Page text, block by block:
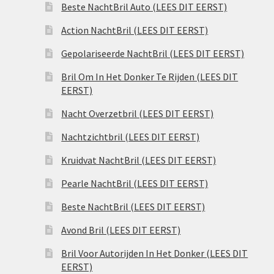
Beste NachtBril Auto (LEES DIT EERST)
Action NachtBril (LEES DIT EERST)
Gepolariseerde NachtBril (LEES DIT EERST)
Bril Om In Het Donker Te Rijden (LEES DIT
EERST)
Nacht Overzetbril (LEES DIT EERST)
Nachtzichtbril (LEES DIT EERST)
Kruidvat NachtBril (LEES DIT EERST)
Pearle NachtBril (LEES DIT EERST)
Beste NachtBril (LEES DIT EERST)
Avond Bril (LEES DIT EERST)
Bril Voor Autorijden In Het Donker (LEES DIT
EERST)